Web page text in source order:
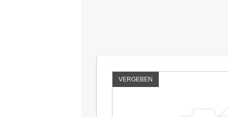
VERGEBEN